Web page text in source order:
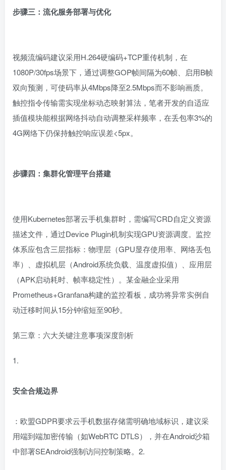
步骤三：流化服务部署与优化
视频流编码建议采用H.264硬编码+TCP重传机制，在
1080P/30fps场景下，通过调整GOP帧间隔为60帧、启用B帧
双向预测，可使码率从4Mbps降至2.5Mbps而不影响画质。
触控指令传输需实现坐标动态映射算法，笔者开发的自适应
插值模块能根据网络抖动自动调整采样频率，在丢包率3%的
4G网络下仍保持触控响应误差<5px。
步骤四：集群化管理平台搭建
使用Kubernetes部署云手机集群时，需编写CRD自定义资源
描述文件，通过Device Plugin机制实现GPU资源调度。监控
体系应包含三层指标：物理层（GPU显存使用率、网络丢包
率）、虚拟机层（Android系统负载、温度虚拟值）、应用层
（APK启动耗时、帧率稳定性）。某金融企业采用
Prometheus+Granfana构建的监控看板，成功将异常实例自
动迁移时间从15分钟缩短至90秒。
第三章：六大关键注意事项深度剖析
1.
安全合规边界
：欧盟GDPR要求云手机数据存储需明确地域标识，建议采
用端到端加密传输（如WebRTC DTLS），并在Android沙箱
中部署SEAndroid强制访问控制策略。2.